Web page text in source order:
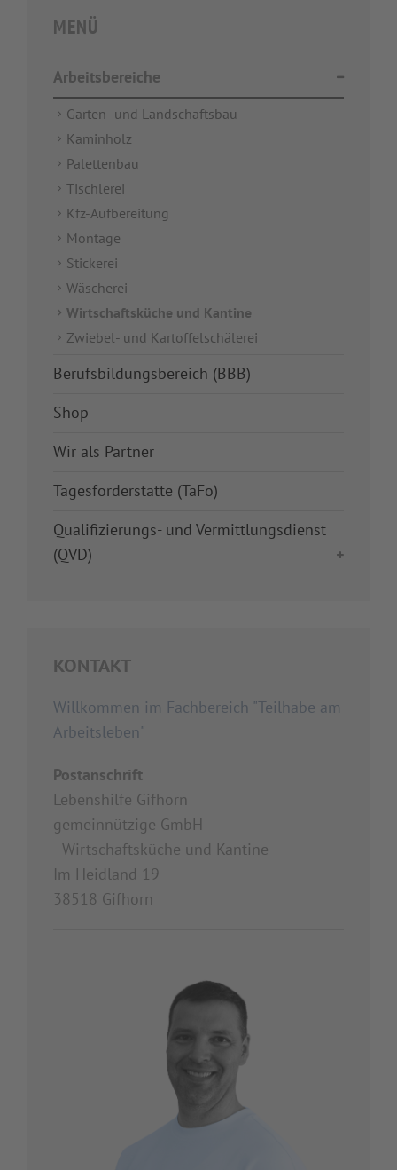
MENÜ
Arbeitsbereiche
Garten- und Landschaftsbau
Kaminholz
Palettenbau
Tischlerei
Kfz-Aufbereitung
Montage
Stickerei
Wäscherei
Wirtschaftsküche und Kantine
Zwiebel- und Kartoffelschälerei
Berufsbildungsbereich (BBB)
Shop
Wir als Partner
Tagesförderstätte (TaFö)
Qualifizierungs- und Vermittlungsdienst
(QVD)
KONTAKT
Willkommen im Fachbereich "Teilhabe am
Arbeitsleben"
Postanschrift
Lebenshilfe Gifhorn
gemeinnützige GmbH
- Wirtschaftsküche und Kantine-
Im Heidland 19
38518 Gifhorn